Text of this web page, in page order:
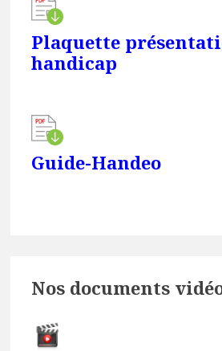
Plaquette
handicap
Guide-Handeo
Nos documents